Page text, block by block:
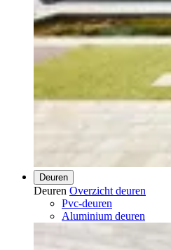
Deuren
Deuren Overzicht deuren
Pvc-deuren
Aluminium deuren